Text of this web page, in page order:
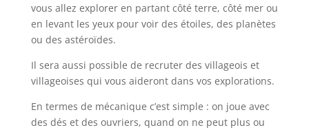
vous allez explorer en partant côté terre, côté mer ou
en levant les yeux pour voir des étoiles, des planètes
ou des astéroïdes.
Il sera aussi possible de recruter des villageois et
villageoises qui vous aideront dans vos explorations.
En termes de mécanique c’est simple : on joue avec
des dés et des ouvriers, quand on ne peut plus ou